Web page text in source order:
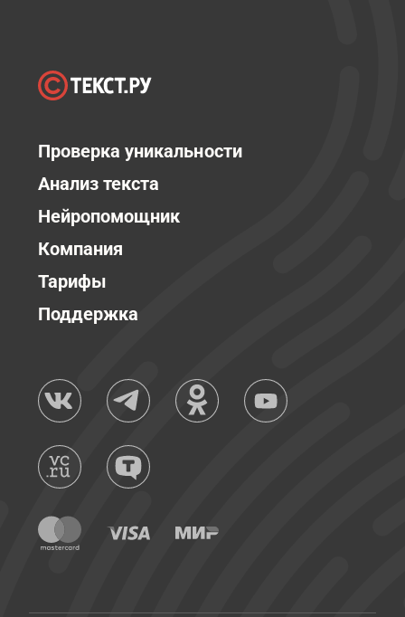
Проверка уникальности
Анализ текста
Нейропомощник
Компания
Тарифы
Поддержка